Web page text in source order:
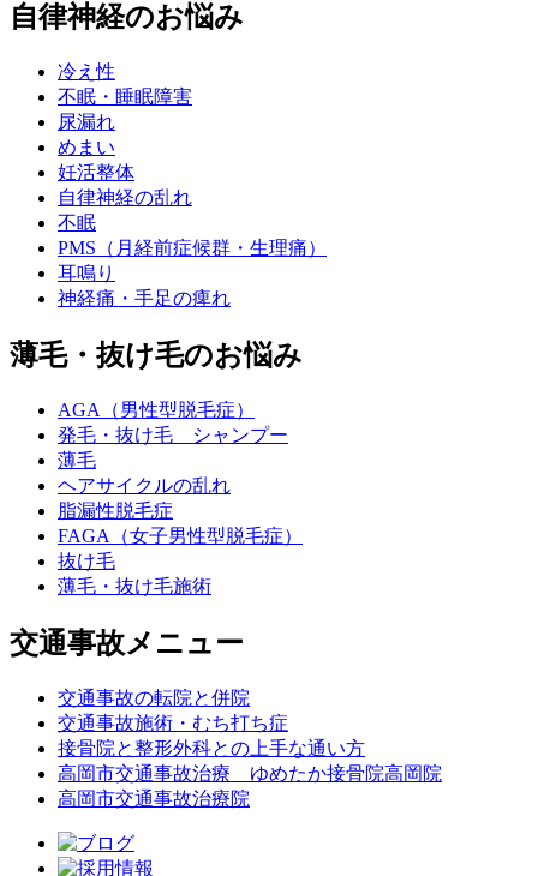
自律神経のお悩み
冷え性
不眠・睡眠障害
尿漏れ
めまい
妊活整体
自律神経の乱れ
不眠
PMS（月経前症候群・生理痛）
耳鳴り
神経痛・手足の痺れ
薄毛・抜け毛のお悩み
AGA（男性型脱毛症）
発毛・抜け毛 シャンプー
薄毛
ヘアサイクルの乱れ
脂漏性脱毛症
FAGA（女子男性型脱毛症）
抜け毛
薄毛・抜け毛施術
交通事故メニュー
交通事故の転院と併院
交通事故施術・むち打ち症
接骨院と整形外科との上手な通い方
高岡市交通事故治療 ゆめたか接骨院高岡院
高岡市交通事故治療院